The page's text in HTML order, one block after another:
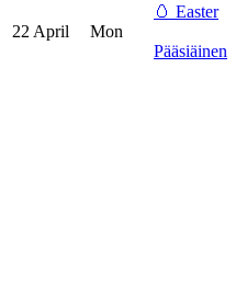
22 April Mon
🥚 Easter
Pääsiäinen